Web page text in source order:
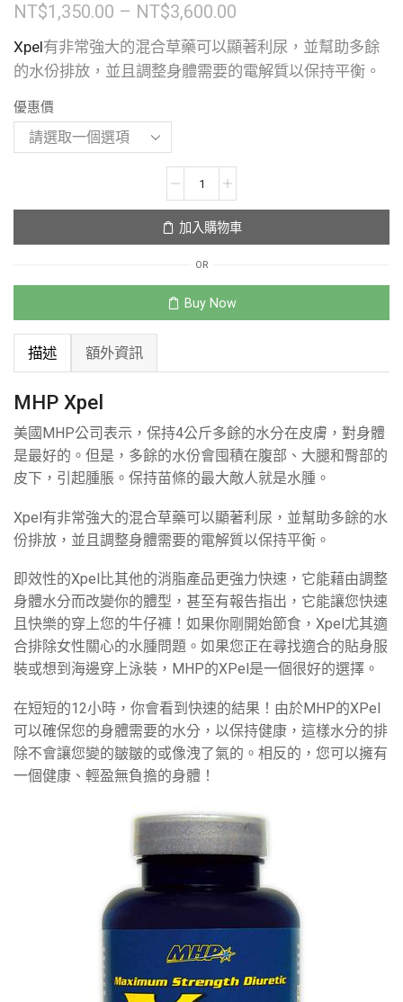
NT$1,350.00 – NT$3,600.00
Xpel有非常強大的混合草藥可以顯著利尿，並幫助多餘
的水份排放，並且調整身體需要的電解質以保持平衡。
優惠價
加入購物車
OR
Buy Now
描述 額外資訊
MHP Xpel
美國MHP公司表示，保持4公斤多餘的水分在皮膚，對身體
是最好的。但是，多餘的水份會囤積在腹部、大腿和臀部的
皮下，引起腫脹。保持苗條的最大敵人就是水腫。
Xpel有非常強大的混合草藥可以顯著利尿，並幫助多餘的水
份排放，並且調整身體需要的電解質以保持平衡。
即效性的Xpel比其他的消脂產品更強力快速，它能藉由調整
身體水分而改變你的體型，甚至有報告指出，它能讓您快速
且快樂的穿上您的牛仔褲！如果你剛開始節食，Xpel尤其適
合排除女性關心的水腫問題。如果您正在尋找適合的貼身服
裝或想到海邊穿上泳裝，MHP的XPel是一個很好的選擇。
在短短的12小時，你會看到快速的結果！由於MHP的XPel
可以確保您的身體需要的水分，以保持健康，這樣水分的排
除不會讓您變的皺皺的或像洩了氣的。相反的，您可以擁有
一個健康、輕盈無負擔的身體！